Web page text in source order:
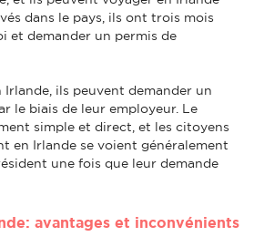
dans le pays, ils ont trois mois
et demander un permis de
ils peuvent demander un
le biais de leur employeur. Le
simple et direct, et les citoyens
en Irlande se voient généralement
une fois que leur demande
avantages et inconvénients